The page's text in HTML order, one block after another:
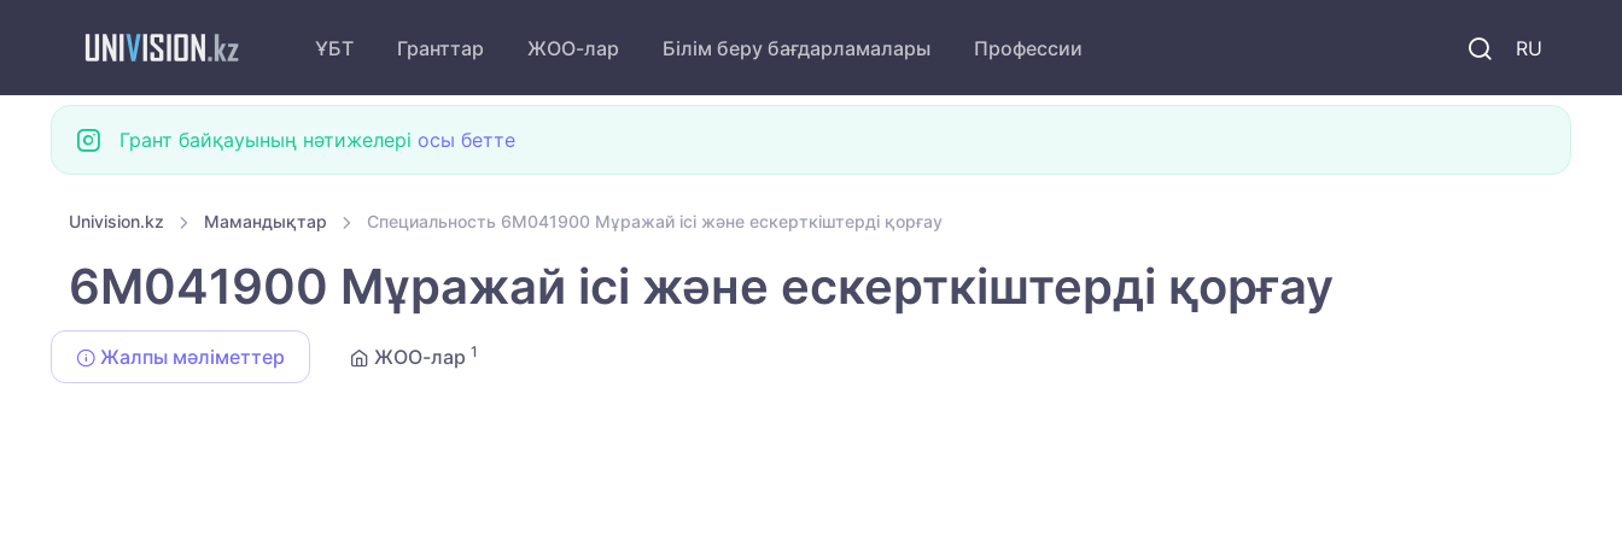
RU
ҰБТ Гранттар ЖОО-лар Білім беру бағдарламалары Профессии
Грант байқауының нәтижелері осы бетте
Univision.kz Мамандықтар Специальность 6M041900 Мұражай ісі және ескерткіштерді қорғау
6M041900 Мұражай ісі және ескерткіштерді қорғау
Жалпы мәліметтер ЖОО-лар 1